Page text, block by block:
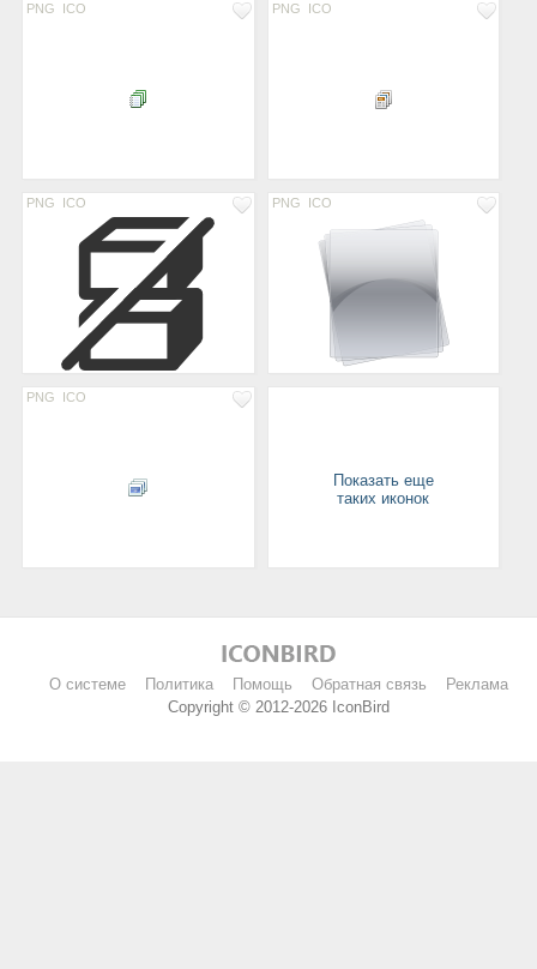
PNG ICO PNG ICO
PNG ICO PNG ICO
PNG ICO
Показать еще
таких иконок
О системе Политика Помощь Обратная связь
Реклама
Copyright © 2012-2026 IconBird